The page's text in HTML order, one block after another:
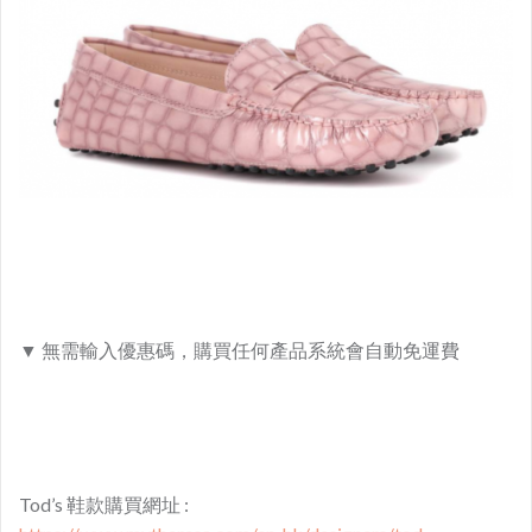
▼ 無需輸入優惠碼，購買任何產品系統會自動免運費
Tod’s 鞋款購買網址 :